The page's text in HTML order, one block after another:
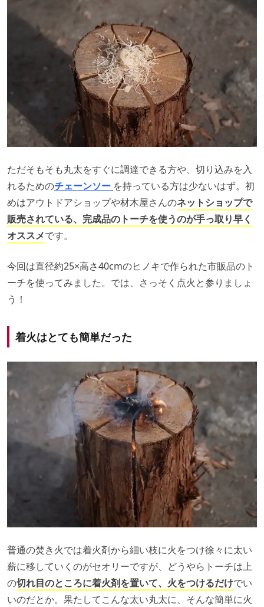
ただそもそも丸太をすぐに調達できる方や、切り込みを入
れるためのチェーンソー を持っている方は少ないはず。初
めはアウトドアショップや材木屋さんのネットショップで
販売されている、完成品のトーチを使うのが手っ取り早く
オススメです。
今回は直径約25×高さ40cmのヒノキで作られた市販品のト
ーチを使ってみました。では、さっそく点火と参りましょ
う！
着火はとても簡単だった
普通の焚き火では着火剤から細い枝に火をつけ徐々に太い
薪に移していくのがセオリーですが、どうやらトーチは上
の切れ目のところに着火剤を置いて、火をつけるだけでい
いのだとか。果たしてこんな太い丸太に、そんな簡単に火